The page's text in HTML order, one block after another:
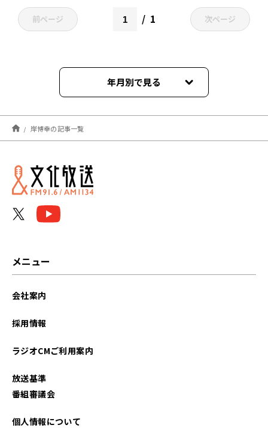
前ページ 1 次ページ
年月別で見る
2025年08月
2024年08月
2024年06月
岸博幸の記事一覧
メニュー
会社案内
採用情報
ラジオCMご利用案内
放送基準
番組審議会
個人情報について